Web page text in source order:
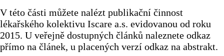
V této části můžete nalézt publikační činnost
lékařského kolektivu Iscare a.s. evidovanou od roku
2015. U veřejně dostupných článků naleznete odkaz
přímo na článek, u placených verzí odkaz na abstrakt.